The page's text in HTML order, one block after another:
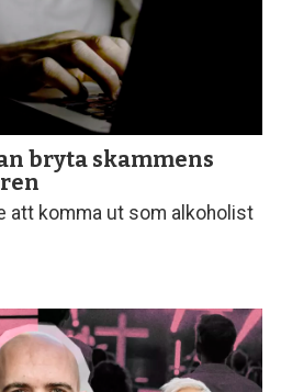
bryta skammens
att komma ut som alkoholist